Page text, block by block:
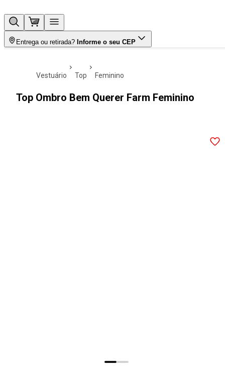
Entrega ou retirada? Informe o seu CEP
vestuário top feminino
Top Ombro Bem Querer Farm Feminino